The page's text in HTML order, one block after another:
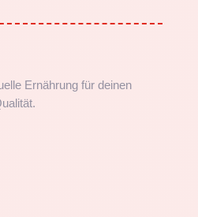
Ernährung für deinen